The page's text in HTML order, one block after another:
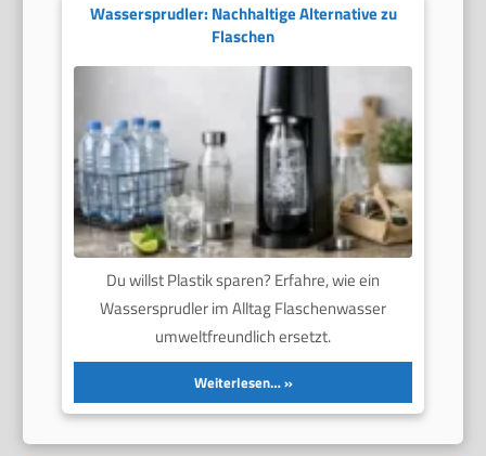
Wassersprudler: Nachhaltige Alternative zu
Flaschen
Du willst Plastik sparen? Erfahre, wie ein
Wassersprudler im Alltag Flaschenwasser
umweltfreundlich ersetzt.
Weiterlesen…